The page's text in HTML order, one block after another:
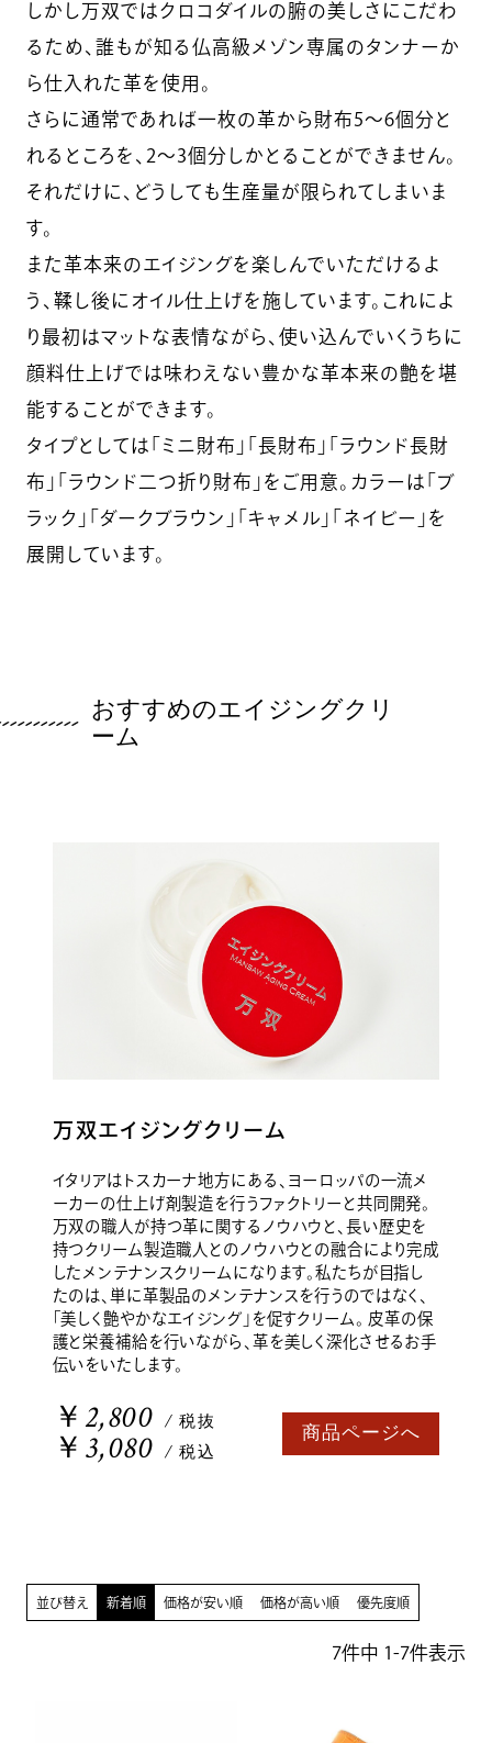
しかし万双ではクロコダイルの腑の美しさにこだわ
るため、誰もが知る仏高級メゾン専属のタンナーか
ら仕入れた革を使用。
さらに通常であれば一枚の革から財布5～6個分と
れるところを、2～3個分しかとることができません。
それだけに、どうしても生産量が限られてしまいま
す。
また革本来のエイジングを楽しんでいただけるよ
う、鞣し後にオイル仕上げを施しています。これによ
り最初はマットな表情ながら、使い込んでいくうちに
顔料仕上げでは味わえない豊かな革本来の艶を堪
能することができます。
タイプとしては「ミニ財布」「長財布」「ラウンド長財
布」「ラウンド二つ折り財布」をご用意。カラーは「ブ
ラック」「ダークブラウン」「キャメル」「ネイビー」を
展開しています。
おすすめのエイジングクリ
ーム
万双エイジングクリーム
イタリアはトスカーナ地方にある、ヨーロッパの一流メ
ーカーの仕上げ剤製造を行うファクトリーと共同開発。
万双の職人が持つ革に関するノウハウと、長い歴史を
持つクリーム製造職人とのノウハウとの融合により完成
したメンテナンスクリームになります。私たちが目指し
たのは、単に革製品のメンテナンスを行うのではなく、
「美しく艶やかなエイジング」を促すクリーム。 皮革の保
護と栄養補給を行いながら、革を美しく深化させるお手
伝いをいたします。
￥2,800 / 税抜
￥3,080 / 税込
商品ページへ
並び替え 新着順 価格が安い順 価格が高い順 優先度順
7件中 1-7件表示